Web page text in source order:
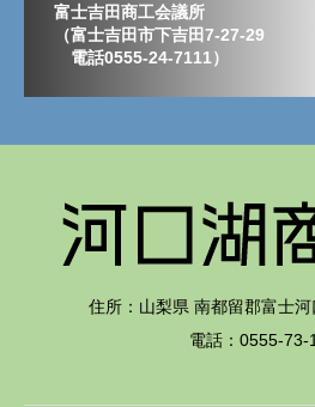
富士吉田商工会議所
（富士吉田市下吉田7-27-29
電話0555-24-7111）
住所：山梨県 南都留郡富士
電話：0555-73-